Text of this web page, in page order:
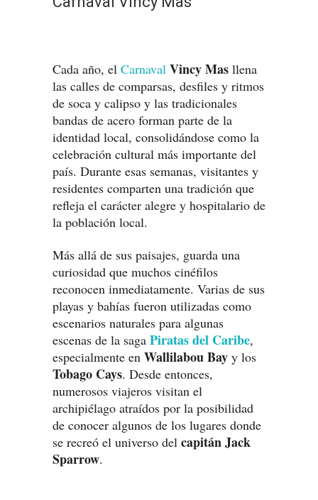
Cada año, el Carnaval Vincy Mas llena
las calles de comparsas, desfiles y ritmos
de soca y calipso y las tradicionales
bandas de acero forman parte de la
identidad local, consolidándose como la
celebración cultural más importante del
país. Durante esas semanas, visitantes y
residentes comparten una tradición que
refleja el carácter alegre y hospitalario de
la población local.
Más allá de sus paisajes, guarda una
curiosidad que muchos cinéfilos
reconocen inmediatamente. Varias de sus
playas y bahías fueron utilizadas como
escenarios naturales para algunas
escenas de la saga Piratas del Caribe,
especialmente en Wallilabou Bay y los
Tobago Cays. Desde entonces,
numerosos viajeros visitan el
archipiélago atraídos por la posibilidad
de conocer algunos de los lugares donde
se recreó el universo del capitán Jack
Sparrow.